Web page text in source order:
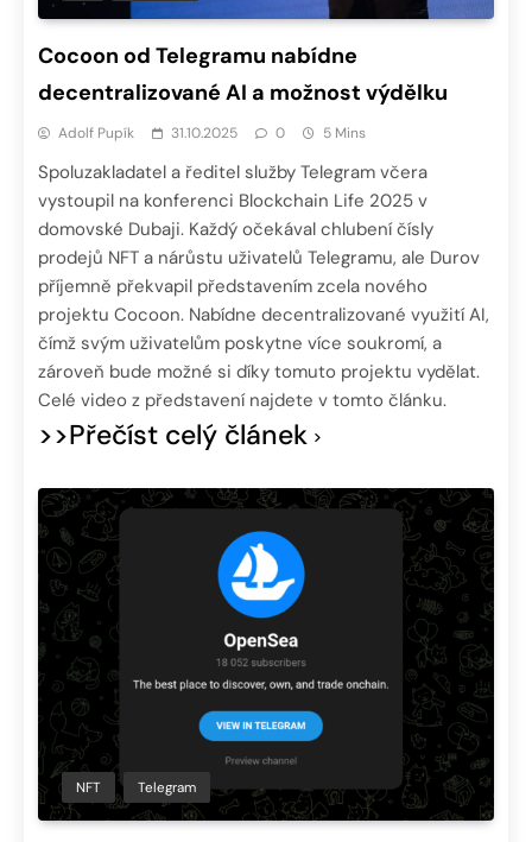
Cocoon od Telegramu nabídne
decentralizované AI a možnost výdělku
Adolf Pupík 31.10.2025 0 5 Mins
Spoluzakladatel a ředitel služby Telegram včera
vystoupil na konferenci Blockchain Life 2025 v
domovské Dubaji. Každý očekával chlubení čísly
prodejů NFT a nárůstu uživatelů Telegramu, ale Durov
příjemně překvapil představením zcela nového
projektu Cocoon. Nabídne decentralizované využití AI,
čímž svým uživatelům poskytne více soukromí, a
zároveň bude možné si díky tomuto projektu vydělat.
Celé video z představení najdete v tomto článku.
>>Přečíst celý článek
NFT Telegram